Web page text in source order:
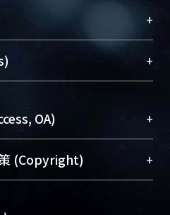
列，為永久珍藏及向國際
及學術能量，圖書館整合
庫（AH）不同功能平
scholars。期能整合研
and promote researcher
Library integrates the
with “Academic
+
Library)
+
OA) +
提升資訊取用性的社會運
透過將研究著作公開供使
(Copyright) +